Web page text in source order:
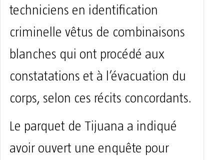
techniciens en identification
criminelle vêtus de combinaisons
blanches qui ont procédé aux
constatations et à l’évacuation du
corps, selon ces récits concordants.
Le parquet de Tijuana a indiqué
avoir ouvert une enquête pour